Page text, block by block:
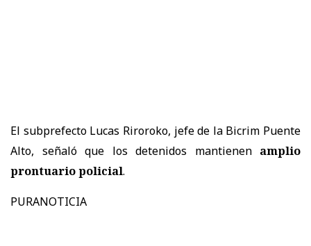
El subprefecto Lucas Riroroko, jefe de la Bicrim Puente
Alto, señaló que los detenidos mantienen amplio
prontuario policial.
PURANOTICIA